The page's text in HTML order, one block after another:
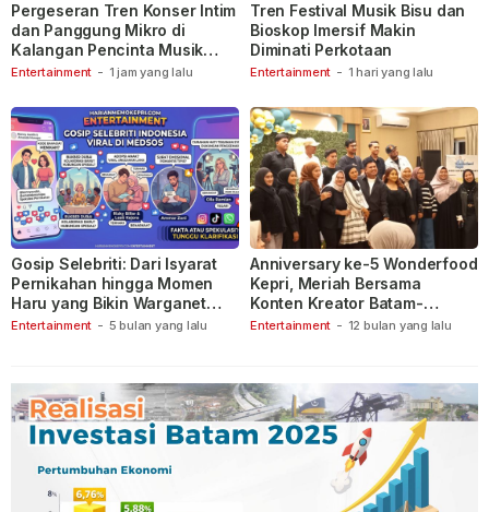
Entertainment - 1 jam yang lalu
Pergeseran Tren Konser Intim
dan Panggung Mikro di
Kalangan Pencinta Musik
Indonesia
Entertainment - 1 hari yang lalu
Tren Festival Musik Bisu dan
Bioskop Imersif Makin
Diminati Perkotaan
Entertainment - 5 bulan yang lalu
Gosip Selebriti: Dari Isyarat
Pernikahan hingga Momen
Haru yang Bikin Warganet
Berspekulasi
Entertainment - 12 bulan yang lalu
Anniversary ke-5 Wonderfood
Kepri, Meriah Bersama
Konten Kreator Batam-
Tanjungpinang